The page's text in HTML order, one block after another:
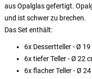
aus Opalglas gefertigt.
und ist schwer zu brechen.
Das Set enthält:
6x Dessertteller - Ø 19
6x tiefer Teller - Ø 22
6x flacher Teller - Ø